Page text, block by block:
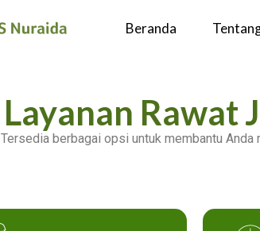
Beranda
Layanan Rawat
Tersedia berbagai opsi untuk membantu